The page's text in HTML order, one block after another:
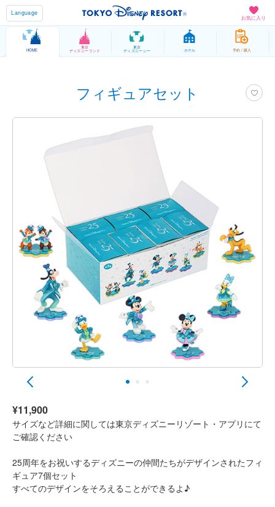
お気に入り
Language
HOME
東京
ディズニーランド
東京
ディズニーシー ホテル 予約 / 購入
フィギュアセット
¥11,900
サイズなど詳細に関しては東京ディズニーリゾート・アプリにて
ご確認ください
25周年をお祝いするディズニーの仲間たちがデザインされたフィ
ギュア7個セット
すべてのデザインをそろえることができるよ♪